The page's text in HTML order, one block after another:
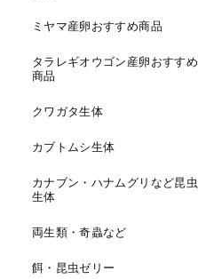
ミヤマ産卵おすすめ商品
タラレギオウゴン産卵おすすめ
商品
クワガタ生体
カブトムシ生体
カナブン・ハナムグリなど昆虫
生体
両生類・奇蟲など
餌・昆虫ゼリー